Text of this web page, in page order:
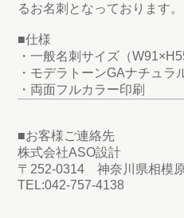
るお名刺となっております。
■仕様
・一般名刺サイズ（
・モデラトーンGAナチュラ
・両面フルカラー印刷
■お客様ご連絡先
株式会社ASO設計
〒252-0314 神奈川県相模
TEL:042-757-4138